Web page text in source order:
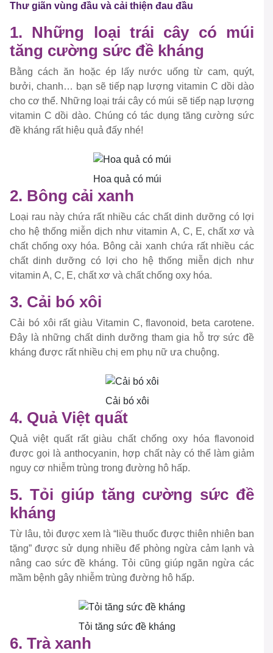
Thư giãn vùng đầu và cải thiện đau đầu
1. Những loại trái cây có múi
tăng cường sức đề kháng
Bằng cách ăn hoặc ép lấy nước uống từ cam, quýt,
bưởi, chanh… bạn sẽ tiếp nạp lượng vitamin C dồi dào
cho cơ thể. Những loại trái cây có múi sẽ tiếp nạp lượng
vitamin C dồi dào. Chúng có tác dụng tăng cường sức
đề kháng rất hiệu quả đấy nhé!
Hoa quả có múi
2. Bông cải xanh
Loại rau này chứa rất nhiều các chất dinh dưỡng có lợi
cho hệ thống miễn dịch như vitamin A, C, E, chất xơ và
chất chống oxy hóa. Bông cải xanh chứa rất nhiều các
chất dinh dưỡng có lợi cho hệ thống miễn dịch như
vitamin A, C, E, chất xơ và chất chống oxy hóa.
3. Cải bó xôi
Cải bó xôi rất giàu Vitamin C, flavonoid, beta carotene.
Đây là những chất dinh dưỡng tham gia hỗ trợ sức đề
kháng được rất nhiều chị em phụ nữ ưa chuộng.
Cải bó xôi
4. Quả Việt quất
Quả việt quất rất giàu chất chống oxy hóa flavonoid
được gọi là anthocyanin, hợp chất này có thể làm giảm
nguy cơ nhiễm trùng trong đường hô hấp.
5. Tỏi giúp tăng cường sức đề
kháng
Từ lâu, tỏi được xem là “liều thuốc được thiên nhiên ban
tặng” được sử dụng nhiều để phòng ngừa cảm lạnh và
nâng cao sức đề kháng. Tỏi cũng giúp ngăn ngừa các
mầm bệnh gây nhiễm trùng đường hô hấp.
Tỏi tăng sức đề kháng
6. Trà xanh